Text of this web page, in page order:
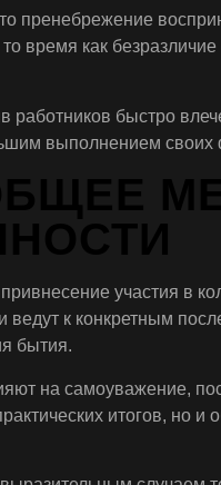
пренебрежение
время как
работников быстро
выполнением своих
участия в
ведут к конкретным
бытия.
на самоуважение,
итогов, но